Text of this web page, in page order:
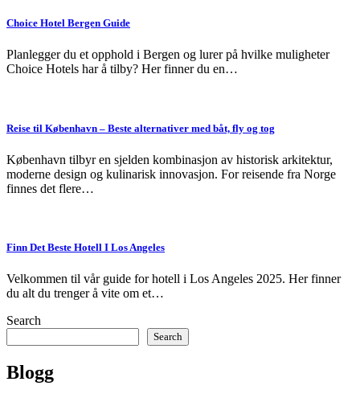
Choice Hotel Bergen Guide
Planlegger du et opphold i Bergen og lurer på hvilke muligheter
Choice Hotels har å tilby? Her finner du en…
Reise til København – Beste alternativer med båt, fly og tog
København tilbyr en sjelden kombinasjon av historisk arkitektur,
moderne design og kulinarisk innovasjon. For reisende fra Norge
finnes det flere…
Finn Det Beste Hotell I Los Angeles
Velkommen til vår guide for hotell i Los Angeles 2025. Her finner
du alt du trenger å vite om et…
Search
Search
Blogg